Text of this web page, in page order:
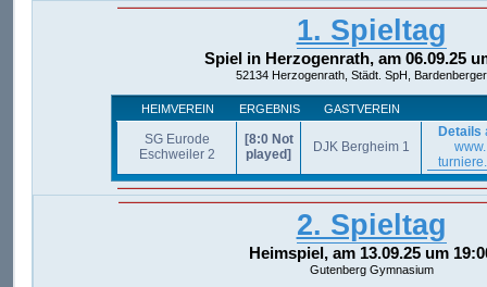
1. Spieltag
Spiel in Herzogenrath, am 06.09.25
52134 Herzogenrath, Städt. SpH,
HEIMVEREIN ERGEBNIS GASTVEREIN
SG Eurode
Eschweiler 2
[8:0 Not
played]
DJK Bergheim 1
Details
www.
2. Spieltag
Heimspiel, am 13.09.25 um
Gutenberg Gymnasium